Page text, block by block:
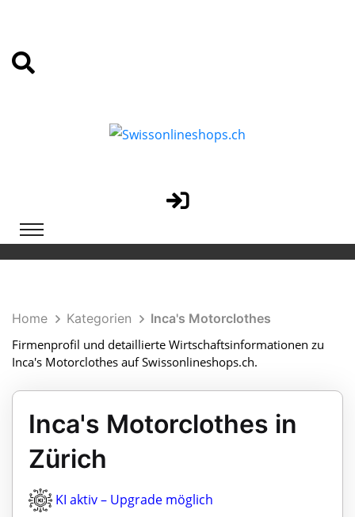
Home Kategorien
Inca's Motorclothes
Firmenprofil und detaillierte Wirtschaftsinformationen zu
Inca's Motorclothes auf Swissonlineshops.ch.
Inca's Motorclothes in
Zürich
KI aktiv – Upgrade möglich